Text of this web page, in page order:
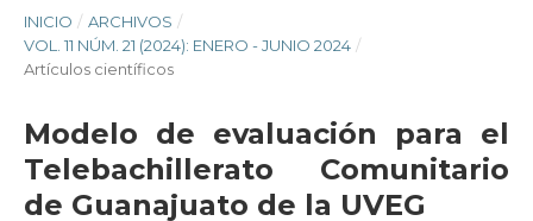
INICIO / ARCHIVOS /
VOL. 11 NÚM. 21 (2024): ENERO - JUNIO 2024 /
Artículos científicos
Modelo de evaluación para el
Telebachillerato Comunitario
de Guanajuato de la UVEG